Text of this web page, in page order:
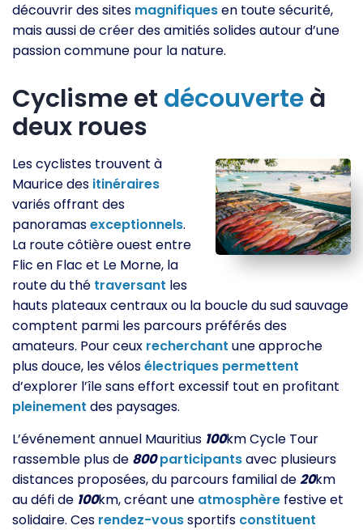
découvrir des sites magnifiquesen toute sécurité,
mais aussi de créer des amitiés solides autour d’une
passion commune pour la nature.
Cyclisme et découverteà
deux roues
Les cyclistes trouvent à
Maurice des itinéraires
variés offrant des
panoramasexceptionnels.
La route côtière ouest entre
Flic en Flac et Le Morne, la
route du thé traversant les
hauts plateaux centraux ou la boucle du sud sauvage
comptent parmi les parcours préférés des
amateurs. Pour ceux recherchant une approche
plus douce, les vélosélectriques permettent
d’explorer l’île sans effort excessif tout en profitant
pleinement des paysages.
L’événement annuel Mauritius 100km Cycle Tour
rassemble plus de 800 participantsavec plusieurs
distances proposées, du parcours familial de20km
au défi de 100km, créant une atmosphère festive et
solidaire. Ces rendez-voussportifs constituent